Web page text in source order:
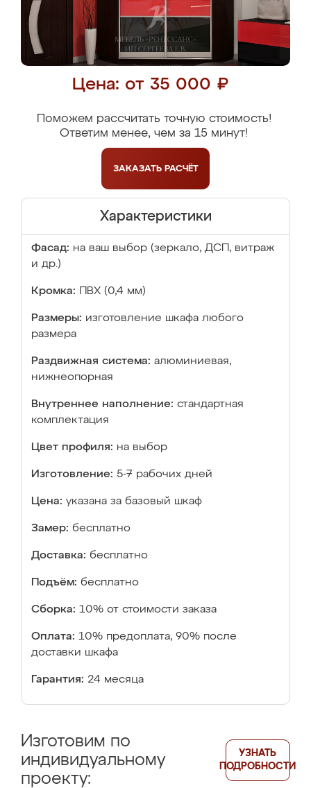
Цена: от 35 000 ₽
Поможем рассчитать точную стоимость!
Ответим менее, чем за 15 минут!
ЗАКАЗАТЬ РАСЧЁТ
Характеристики
Фасад: на ваш выбор (зеркало, ДСП, витраж
и др.)
Кромка: ПВХ (0,4 мм)
Размеры: изготовление шкафа любого
размера
Раздвижная система: алюминиевая,
нижнеопорная
Внутреннее наполнение: стандартная
комплектация
Цвет профиля: на выбор
Изготовление: 5-7 рабочих дней
Цена: указана за базовый шкаф
Замер: бесплатно
Доставка: бесплатно
Подъём: бесплатно
Сборка: 10% от стоимости заказа
Оплата: 10% предоплата, 90% после
доставки шкафа
Гарантия: 24 месяца
Изготовим по
индивидуальному
проекту:
УЗНАТЬ
ПОДРОБНОСТИ